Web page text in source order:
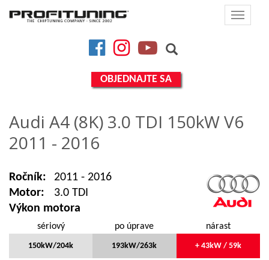
Toggle
FacebookInstagramYouTube
OBJEDNAJTE SA
Audi A4 (8K) 3.0 TDI 150kW V6
2011 - 2016
Ročník:
2011 - 2016
Motor:
3.0 TDI
Výkon motora
sériový
150kW/204k
po úprave
193kW/263k
nárast
+ 43kW / 59k